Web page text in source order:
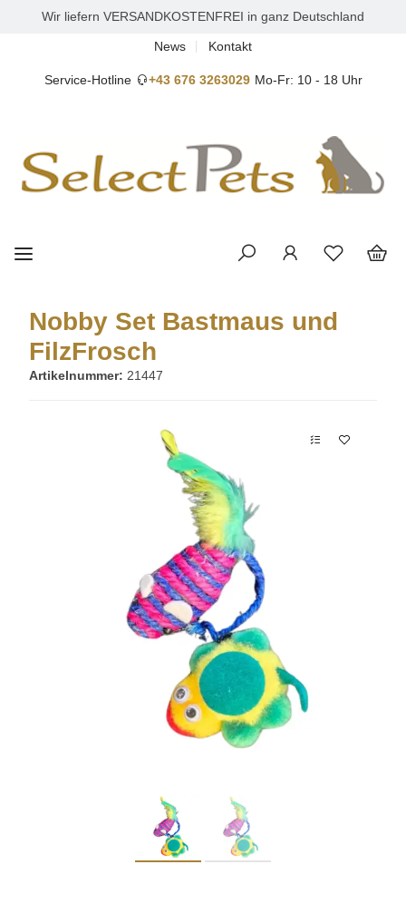
Wir liefern VERSANDKOSTENFREI in ganz Deutschland
News Kontakt
Service-Hotline +43 676 3263029 Mo-Fr: 10 - 18 Uhr
Nobby Set Bastmaus und
FilzFrosch
Artikelnummer: 21447